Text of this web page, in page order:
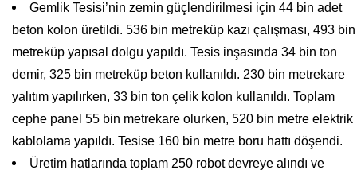
Gemlik Tesisi’nin zemin güçlendirilmesi için 44 bin adet
beton kolon üretildi. 536 bin metreküp kazı çalışması, 493 bin
metreküp yapısal dolgu yapıldı. Tesis inşasında 34 bin ton
demir, 325 bin metreküp beton kullanıldı. 230 bin metrekare
yalıtım yapılırken, 33 bin ton çelik kolon kullanıldı. Toplam
cephe panel 55 bin metrekare olurken, 520 bin metre elektrik
kablolama yapıldı. Tesise 160 bin metre boru hattı döşendi.
Üretim hatlarında toplam 250 robot devreye alındı ve